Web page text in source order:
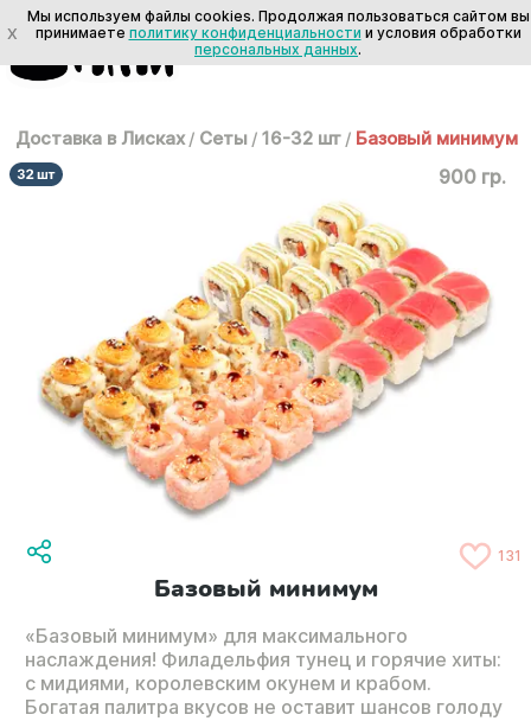
Доставка в Лисках / Сеты / 16-32 шт / Базовый минимум
900 гр.
131
Базовый минимум
«Базовый минимум» для максимального
наслаждения! Филадельфия тунец и горячие хиты:
с мидиями, королевским окунем и крабом.
Богатая палитра вкусов не оставит шансов голоду
X
Мы используем файлы cookies. Продолжая пользоваться сайтом вы
принимаете политику конфиденциальности и условия обработки
персональных данных.